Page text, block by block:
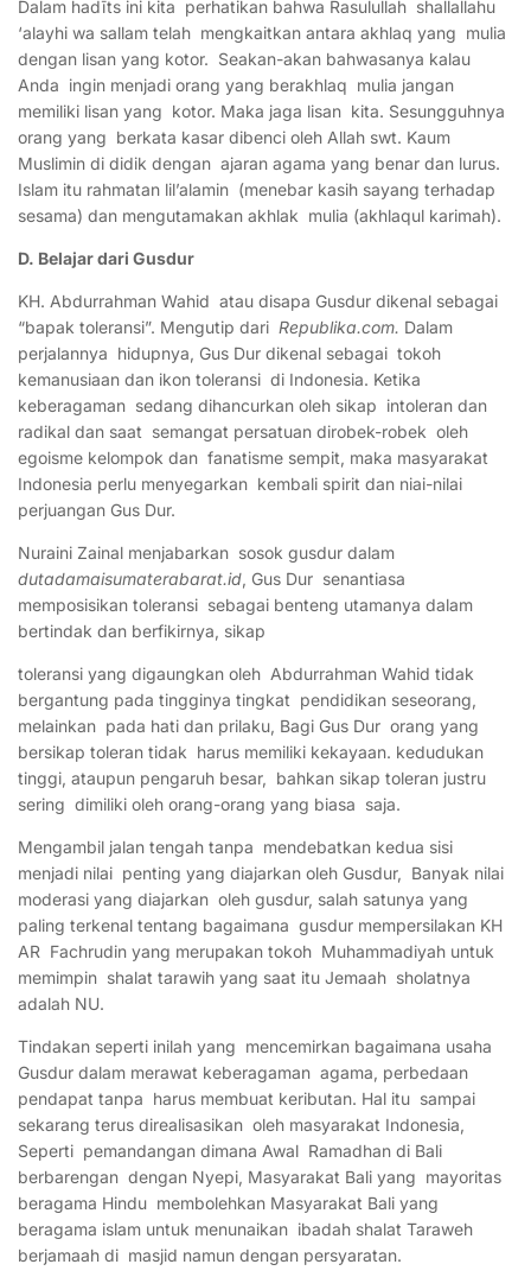
Dalam hadīts ini kita perhatikan bahwa Rasulullah shallallahu
‘alayhi wa sallam telah mengkaitkan antara akhlaq yang mulia
dengan lisan yang kotor. Seakan-akan bahwasanya kalau
Anda ingin menjadi orang yang berakhlaq mulia jangan
memiliki lisan yang kotor. Maka jaga lisan kita. Sesungguhnya
orang yang berkata kasar dibenci oleh Allah swt. Kaum
Muslimin di didik dengan ajaran agama yang benar dan lurus.
Islam itu rahmatan lil’alamin (menebar kasih sayang terhadap
sesama) dan mengutamakan akhlak mulia (akhlaqul karimah).
D. Belajar dari Gusdur
KH. Abdurrahman Wahid atau disapa Gusdur dikenal sebagai
“bapak toleransi”. Mengutip dari Republika.com. Dalam
perjalannya hidupnya, Gus Dur dikenal sebagai tokoh
kemanusiaan dan ikon toleransi di Indonesia. Ketika
keberagaman sedang dihancurkan oleh sikap intoleran dan
radikal dan saat semangat persatuan dirobek-robek oleh
egoisme kelompok dan fanatisme sempit, maka masyarakat
Indonesia perlu menyegarkan kembali spirit dan niai-nilai
perjuangan Gus Dur.
Nuraini Zainal menjabarkan sosok gusdur dalam
dutadamaisumaterabarat.id, Gus Dur senantiasa
memposisikan toleransi sebagai benteng utamanya dalam
bertindak dan berfikirnya, sikap
toleransi yang digaungkan oleh Abdurrahman Wahid tidak
bergantung pada tingginya tingkat pendidikan seseorang,
melainkan pada hati dan prilaku, Bagi Gus Dur orang yang
bersikap toleran tidak harus memiliki kekayaan. kedudukan
tinggi, ataupun pengaruh besar, bahkan sikap toleran justru
sering dimiliki oleh orang-orang yang biasa saja.
Mengambil jalan tengah tanpa mendebatkan kedua sisi
menjadi nilai penting yang diajarkan oleh Gusdur, Banyak nilai
moderasi yang diajarkan oleh gusdur, salah satunya yang
paling terkenal tentang bagaimana gusdur mempersilakan KH
AR Fachrudin yang merupakan tokoh Muhammadiyah untuk
memimpin shalat tarawih yang saat itu Jemaah sholatnya
adalah NU.
Tindakan seperti inilah yang mencemirkan bagaimana usaha
Gusdur dalam merawat keberagaman agama, perbedaan
pendapat tanpa harus membuat keributan. Hal itu sampai
sekarang terus direalisasikan oleh masyarakat Indonesia,
Seperti pemandangan dimana Awal Ramadhan di Bali
berbarengan dengan Nyepi, Masyarakat Bali yang mayoritas
beragama Hindu membolehkan Masyarakat Bali yang
beragama islam untuk menunaikan ibadah shalat Taraweh
berjamaah di masjid namun dengan persyaratan.